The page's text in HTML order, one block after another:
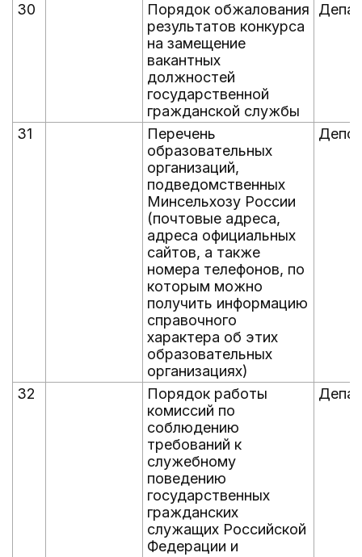
30
Порядок обжалования
результатов конкурса
на замещение
вакантных
должностей
государственной
гражданской службы
31
Перечень
образовательных
организаций,
подведомственных
Минсельхозу России
(почтовые адреса,
адреса официальных
сайтов, а также
номера телефонов, по
которым можно
получить информацию
справочного
характера об этих
образовательных
организациях)
32
Порядок работы
комиссий по
соблюдению
требований к
служебному
поведению
государственных
гражданских
служащих Российской
Федерации и